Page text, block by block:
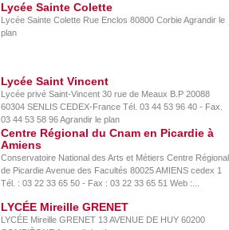
Lycée Sainte Colette
Lycée Sainte Colette Rue Enclos 80800 Corbie Agrandir le
plan
Lycée Saint Vincent
Lycée privé Saint-Vincent 30 rue de Meaux B.P 20088
60304 SENLIS CEDEX-France Tél. 03 44 53 96 40 - Fax.
03 44 53 58 96 Agrandir le plan
Centre Régional du Cnam en Picardie à
Amiens
Conservatoire National des Arts et Métiers Centre Régional
de Picardie Avenue des Facultés 80025 AMIENS cedex 1
Tél. : 03 22 33 65 50 - Fax : 03 22 33 65 51 Web :...
LYCÉE Mireille GRENET
LYCÉE Mireille GRENET 13 AVENUE DE HUY 60200